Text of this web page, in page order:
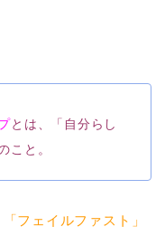
とは、「自分らし
こと。
「フェイルファスト」